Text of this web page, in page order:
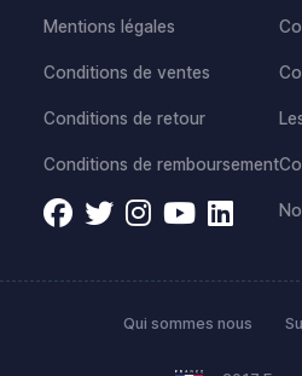
Mentions légales
Conditions de ventes
Conditions de retour
Conditions de remboursement
Qui sommes nous